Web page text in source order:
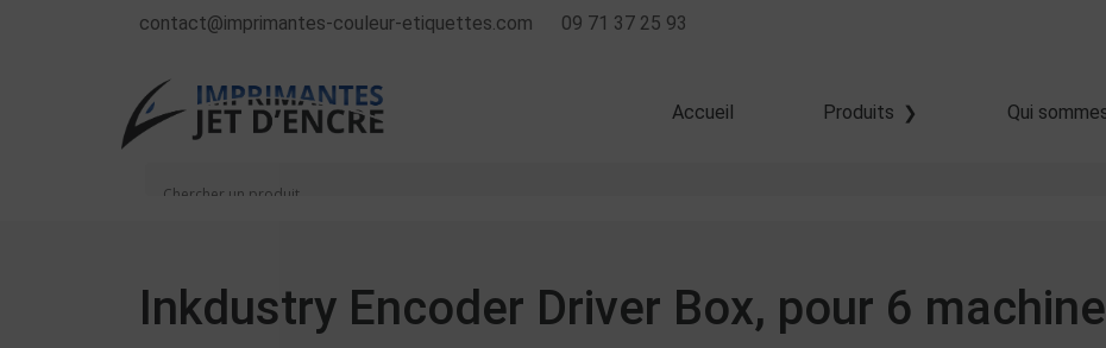
contact@imprimantes-couleur-etiquettes.com 09 71 37 25 93
Accueil Produits Qui
Inkdustry Encoder Driver Box, pour 6